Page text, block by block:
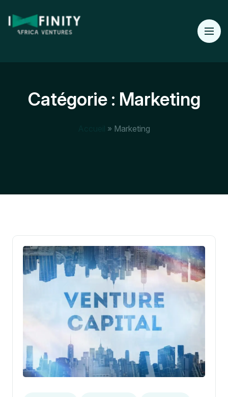
Catégorie : Marketing
» Marketing